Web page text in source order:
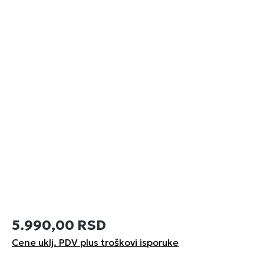
5.990,00 RSD
Cene uklj. PDV plus troškovi isporuke